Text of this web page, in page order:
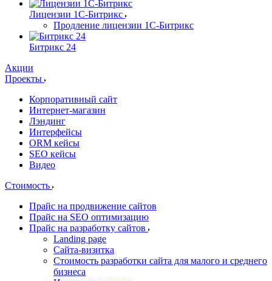
Лицензии 1С-Битрикс
Продление лицензии 1С-Битрикс
Битрикс 24
Акции
Проекты
Корпоративный сайт
Интернет-магазин
Лэндинг
Интерфейсы
ORM кейсы
SEO кейсы
Видео
Стоимость
Прайс на продвижение сайтов
Прайс на SEO оптимизацию
Прайс на разработку сайтов
Landing page
Cайта-визитка
Стоимость разработки сайта для малого и среднего
бизнеса